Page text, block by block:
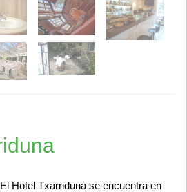
El Hotel Txarriduna se encuentra en